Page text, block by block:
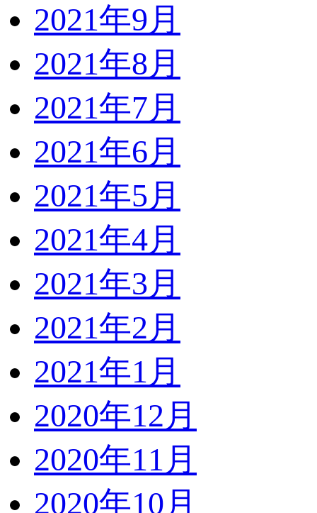
2021年9月
2021年8月
2021年7月
2021年6月
2021年5月
2021年4月
2021年3月
2021年2月
2021年1月
2020年12月
2020年11月
2020年10月